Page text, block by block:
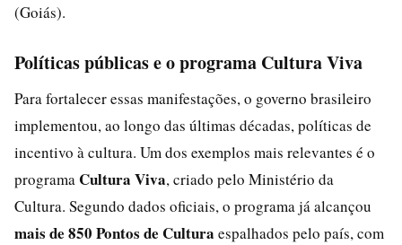
(Goiás).
Políticas públicas e o programa Cultura Viva
Para fortalecer essas manifestações, o governo brasileiro
implementou, ao longo das últimas décadas, políticas de
incentivo à cultura. Um dos exemplos mais relevantes é o
programa Cultura Viva, criado pelo Ministério da
Cultura. Segundo dados oficiais, o programa já alcançou
mais de 850 Pontos de Cultura espalhados pelo país, com